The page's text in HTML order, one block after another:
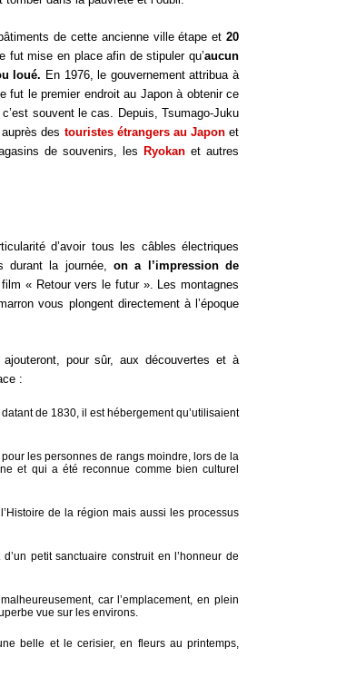
de cette ancienne ville étape et 20
fut mise en place afin de stipuler qu’aucun
loué. En 1976, le gouvernement attribua à
fut le premier endroit au Japon à obtenir ce
souvent le cas. Depuis, Tsumago-Juku
des touristes étrangers au Japonet
de souvenirs, les Ryokanet autres
d’avoir tous les câbles électriques
durant la journée, on a l’impression de
« Retour vers le futur ». Les montagnes
vous plongent directement à l’époque
pour sûr, aux découvertes et à
:
de 1830, il est hébergement qu’utilisaient
les personnes de rangs moindre, lors de la
et qui a été reconnue comme bien culturel
de la région mais aussi les processus
petit sanctuaire construit en l’honneur de
car l’emplacement, en plein
vue sur les environs.
belle et le cerisier, en fleurs au printemps,